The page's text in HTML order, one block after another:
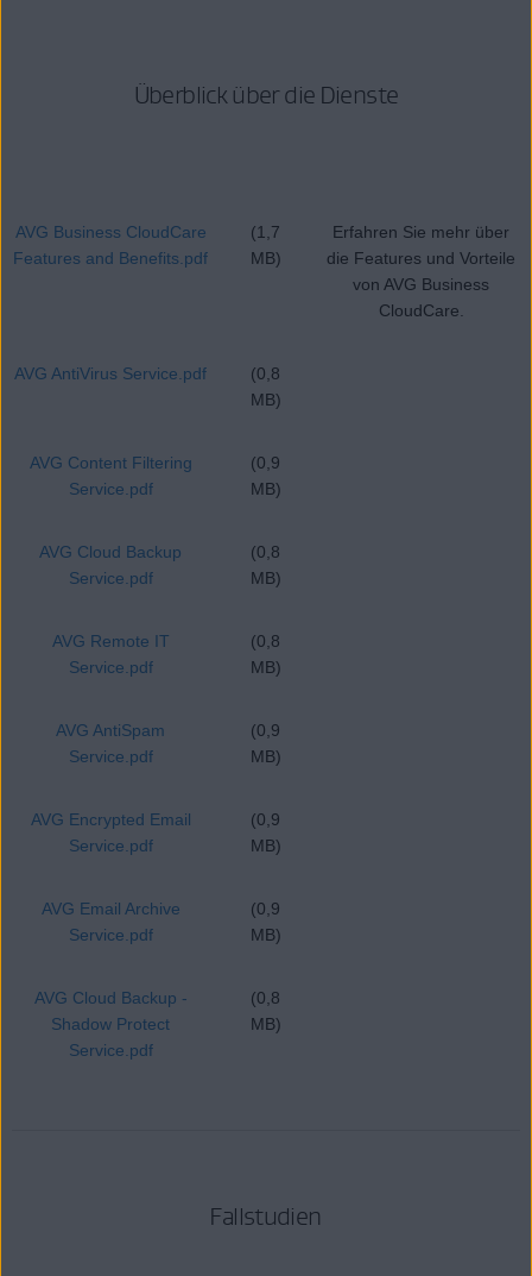
Überblick über die Dienste
AVG Business CloudCare
Features and Benefits.pdf
(1,7
MB)
Erfahren Sie mehr über
die Features und Vorteile
von AVG Business
CloudCare.
AVG AntiVirus Service.pdf
(0,8
MB)
AVG Content Filtering
Service.pdf
(0,9
MB)
AVG Cloud Backup
Service.pdf
(0,8
MB)
AVG Remote IT
Service.pdf
(0,8
MB)
AVG AntiSpam
Service.pdf
(0,9
MB)
AVG Encrypted Email
Service.pdf
(0,9
MB)
AVG Email Archive
Service.pdf
(0,9
MB)
AVG Cloud Backup -
Shadow Protect
Service.pdf
(0,8
MB)
Fallstudien